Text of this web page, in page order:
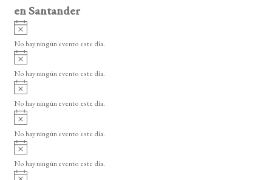
en Santander
A
v
i
o
No hay ningún evento este día.
A
v
i
o
No hay ningún evento este día.
A
v
i
o
No hay ningún evento este día.
A
v
i
o
No hay ningún evento este día.
A
v
i
No hay ningún evento este día.
A